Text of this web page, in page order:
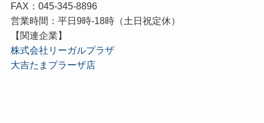
FAX：045-345-8896
営業時間：平日9時-18時（土日祝定休）
【関連企業】
株式会社リーガルプラザ
大吉たまプラーザ店